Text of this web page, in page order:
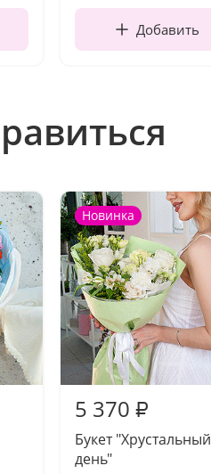
Добавить
Новинка
5 370 ₽
Букет "Хрустальный
день"